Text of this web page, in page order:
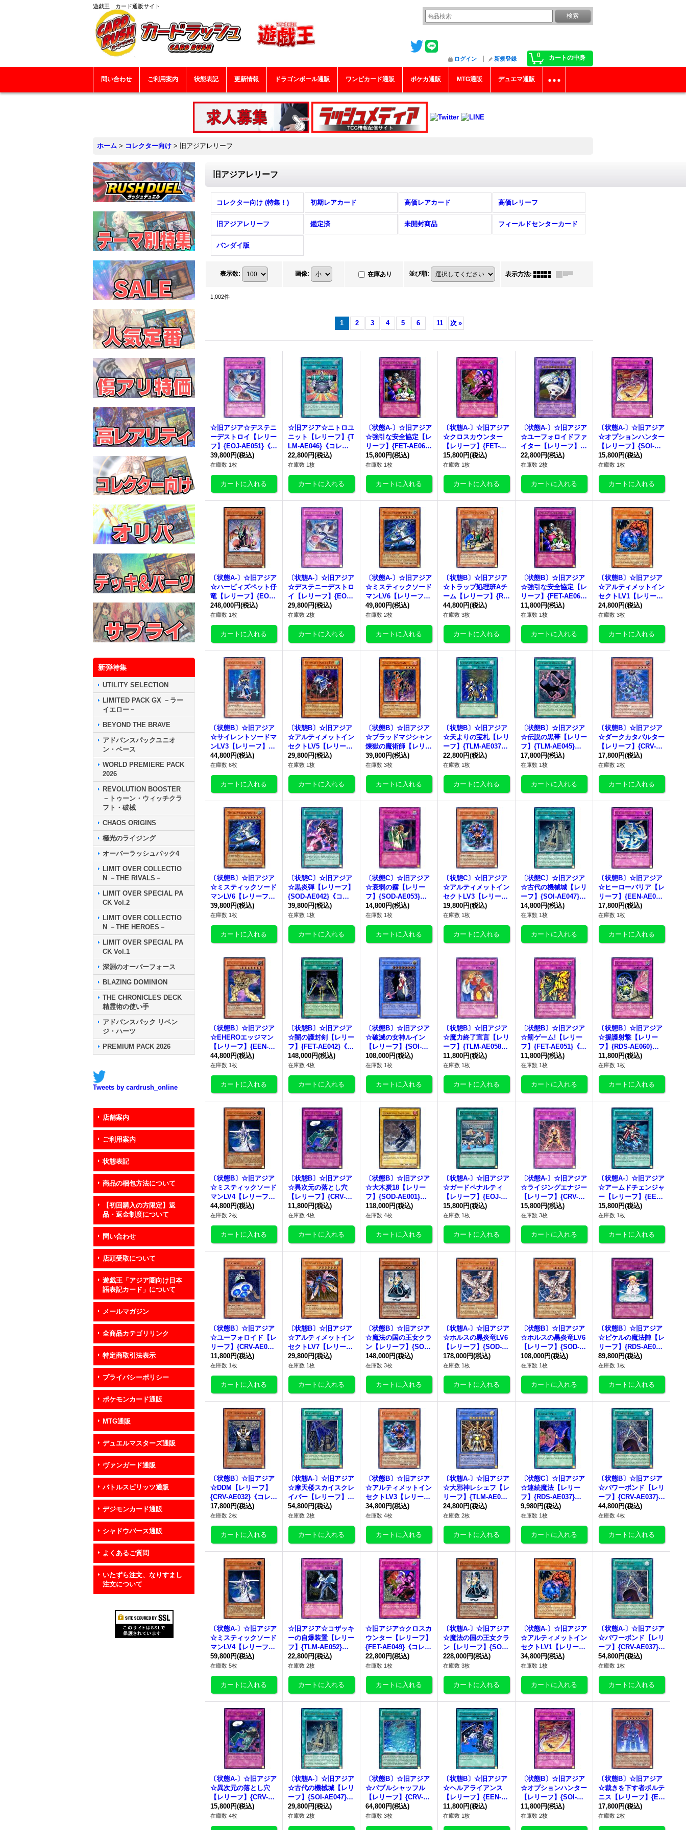
遊戯王 カード通販サイト
0 カートの中身
ログイン 新規登録
問い合わせ ご利用案内 状態表記 更新情報 ドラゴンボール通販 ワンピカード通販 ポケカ通販 MTG通販 デュエマ通販
ホーム > コレクター向け > 旧アジアレリーフ
新弾特集
UTILITY SELECTION
LIMITED PACK GX －ラー
イエロー－
BEYOND THE BRAVE
アドバンスパックユニオ
ン・ベース
WORLD PREMIERE PACK
2026
REVOLUTION BOOSTER
－トゥーン・ウィッチクラ
フト・破械
CHAOS ORIGINS
極光のライジング
オーバーラッシュパック4
LIMIT OVER COLLECTIO
N －THE RIVALS－
LIMIT OVER SPECIAL PA
CK Vol.2
LIMIT OVER COLLECTIO
N －THE HEROES－
LIMIT OVER SPECIAL PA
CK Vol.1
深淵のオーバーフォース
BLAZING DOMINION
THE CHRONICLES DECK
精霊術の使い手
アドバンスパック リベン
ジ・ハーツ
PREMIUM PACK 2026
Tweets by cardrush_online
店舗案内
ご利用案内
状態表記
商品の梱包方法について
【初回購入の方限定】返
品・返金制度について
問い合わせ
店頭受取について
遊戯王「アジア圏向け日本
語表記カード」について
メールマガジン
全商品カテゴリリンク
特定商取引法表示
プライバシーポリシー
ポケモンカード通販
MTG通販
デュエルマスターズ通販
ヴァンガード通販
バトルスピリッツ通販
デジモンカード通販
シャドウバース通販
よくあるご質問
いたずら注文、なりすまし
注文について
旧アジアレリーフ
コレクター向け (特集！) 初期レアカード 高価レアカード 高価レリーフ
旧アジアレリーフ 鑑定済 未開封商品 フィールドセンターカード
バンダイ版
表示数: 画像: 在庫あり 並び順: 表示方法:
1,002件
1 2 3 4 5 6 ... 11 次 »
☆旧アジア☆デステニ
ーデストロイ【レリー
フ】{EOJ-AE051}《コ
レクター向け》
39,800円(税込)
在庫数 1枚
☆旧アジア☆ニトロユ
ニット【レリーフ】{T
LM-AE046}《コレク
ター向け》
22,800円(税込)
在庫数 1枚
〔状態A-〕☆旧アジア
☆強引な安全協定【レ
リーフ】{FET-AE060}
《コレクター向け》
15,800円(税込)
在庫数 1枚
〔状態A-〕☆旧アジア
☆クロスカウンター
【レリーフ】{FET-AE
049}《コレクター向
け》
15,800円(税込)
在庫数 1枚
〔状態A-〕☆旧アジア
☆ユーフォロイドファ
イター【レリーフ】{C
RV-AE034}《コレクタ
ー向け》
22,800円(税込)
在庫数 2枚
〔状態A-〕☆旧アジア
☆オプションハンター
【レリーフ】{SOI-AE
058}《コレクター向
け》
15,800円(税込)
在庫数 1枚
〔状態A-〕☆旧アジア
☆ハーピィズペット仔
竜【レリーフ】{EOJ-
AE013}《コレクター
向け》
248,000円(税込)
在庫数 1枚
〔状態A-〕☆旧アジア
☆デステニーデストロ
イ【レリーフ】{EOJ-
AE051}《コレクター
向け》
29,800円(税込)
在庫数 2枚
〔状態A-〕☆旧アジア
☆ミスティックソード
マンLV6【レリーフ】
{RDS-AE008}《コレ
クター向け》
49,800円(税込)
在庫数 2枚
〔状態B〕☆旧アジア
☆トラップ処理班Aチ
ーム【レリーフ】{RD
S-AE033}《コレクタ
ー向け》
44,800円(税込)
在庫数 3枚
〔状態B〕☆旧アジア
☆強引な安全協定【レ
リーフ】{FET-AE060}
《コレクター向け》
11,800円(税込)
在庫数 1枚
〔状態B〕☆旧アジア
☆アルティメットイン
セクトLV1【レリー
フ】{SOD-AE005}
《コレクター向け》
24,800円(税込)
在庫数 3枚
〔状態B〕☆旧アジア
☆サイレントソードマ
ンLV3【レリーフ】{R
DS-AE009}《コレクタ
ー向け》
44,800円(税込)
在庫数 6枚
〔状態B〕☆旧アジア
☆アルティメットイン
セクトLV5【レリー
フ】{FET-AE007}《コ
レクター向け》
29,800円(税込)
在庫数 1枚
〔状態B〕☆旧アジア
☆ブラッドマジシャン
煉獄の魔術師【レリー
フ】{FET-AE020}《コ
レクター向け》
39,800円(税込)
在庫数 3枚
〔状態B〕☆旧アジア
☆天よりの宝札【レリ
ーフ】{TLM-AE037}
《コレクター向け》
22,800円(税込)
在庫数 1枚
〔状態B〕☆旧アジア
☆伝説の黒帯【レリー
フ】{TLM-AE045}
《コレクター向け》
17,800円(税込)
在庫数 1枚
〔状態B〕☆旧アジア
☆ダークカタパルター
【レリーフ】{CRV-AE
013}《コレクター向
け》
17,800円(税込)
在庫数 2枚
〔状態B〕☆旧アジア
☆ミスティックソード
マンLV6【レリーフ】
{RDS-AE008}《コレ
クター向け》
39,800円(税込)
在庫数 1枚
〔状態C〕☆旧アジア
☆黒炎弾【レリーフ】
{SOD-AE042}《コレ
クター向け》
39,800円(税込)
在庫数 1枚
〔状態C〕☆旧アジア
☆衰弱の霧【レリー
フ】{SOD-AE053}
《コレクター向け》
14,800円(税込)
在庫数 1枚
〔状態C〕☆旧アジア
☆アルティメットイン
セクトLV3【レリー
フ】{RDS-AE007}
《コレクター向け》
19,800円(税込)
在庫数 1枚
〔状態C〕☆旧アジア
☆古代の機械城【レリ
ーフ】{SOI-AE047}
《コレクター向け》
14,800円(税込)
在庫数 1枚
〔状態B〕☆旧アジア
☆ヒーローバリア【レ
リーフ】{EEN-AE04
9}《コレクター向け》
17,800円(税込)
在庫数 1枚
〔状態B〕☆旧アジア
☆EHEROエッジマン
【レリーフ】{EEN-A
E007}《コレクター向
け》
44,800円(税込)
在庫数 1枚
〔状態B〕☆旧アジア
☆闇の護封剣【レリー
フ】{FET-AE042}《コ
レクター向け》
148,000円(税込)
在庫数 4枚
〔状態B〕☆旧アジア
☆破滅の女神ルイン
【レリーフ】{SOI-AE
034}《コレクター向
け》
108,000円(税込)
在庫数 1枚
〔状態B〕☆旧アジア
☆魔力終了宣言【レリ
ーフ】{TLM-AE058}
《コレクター向け》
11,800円(税込)
在庫数 1枚
〔状態B〕☆旧アジア
☆罰ゲーム!【レリー
フ】{FET-AE051}《コ
レクター向け》
11,800円(税込)
在庫数 1枚
〔状態B〕☆旧アジア
☆援護射撃【レリー
フ】{RDS-AE060}
《コレクター向け》
11,800円(税込)
在庫数 1枚
〔状態B〕☆旧アジア
☆ミスティックソード
マンLV4【レリーフ】
{SOD-AE012}《コレ
クター向け》
44,800円(税込)
在庫数 2枚
〔状態B〕☆旧アジア
☆異次元の落とし穴
【レリーフ】{CRV-AE
057}《コレクター向
け》
11,800円(税込)
在庫数 4枚
〔状態B〕☆旧アジア
☆大木炭18【レリー
フ】{SOD-AE001}
《コレクター向け》
118,000円(税込)
在庫数 4枚
〔状態A-〕☆旧アジア
☆ガードペナルティ
【レリーフ】{EOJ-AE
045}《コレクター向
け》
15,800円(税込)
在庫数 1枚
〔状態A-〕☆旧アジア
☆ライジングエナジー
【レリーフ】{CRV-AE
056}《コレクター向
け》
15,800円(税込)
在庫数 3枚
〔状態A-〕☆旧アジア
☆アームドチェンジャ
ー【レリーフ】{EEN-
AE045}《コレクター
向け》
15,800円(税込)
在庫数 1枚
〔状態B〕☆旧アジア
☆ユーフォロイド【レ
リーフ】{CRV-AE010}
《コレクター向け》
11,800円(税込)
在庫数 1枚
〔状態B〕☆旧アジア
☆アルティメットイン
セクトLV7【レリー
フ】{TLM-AE010}
《コレクター向け》
29,800円(税込)
在庫数 1枚
〔状態B〕☆旧アジア
☆魔法の国の王女クラ
ン【レリーフ】{SOI-
AE028}《コレクター
向け》
148,000円(税込)
在庫数 3枚
〔状態A-〕☆旧アジア
☆ホルスの黒炎竜LV6
【レリーフ】{SOD-A
E007}《コレクター向
け》
178,000円(税込)
在庫数 1枚
〔状態B〕☆旧アジア
☆ホルスの黒炎竜LV6
【レリーフ】{SOD-A
E007}《コレクター向
け》
108,000円(税込)
在庫数 1枚
〔状態B〕☆旧アジア
☆ピケルの魔法陣【レ
リーフ】{RDS-AE05
7}《コレクター向け》
89,800円(税込)
在庫数 1枚
〔状態B〕☆旧アジア
☆DDM【レリーフ】
{CRV-AE032}《コレク
ター向け》
17,800円(税込)
在庫数 2枚
〔状態A-〕☆旧アジア
☆摩天楼スカイスクレ
イパー【レリーフ】{C
RV-AE048}《コレクタ
ー向け》
54,800円(税込)
在庫数 2枚
〔状態B〕☆旧アジア
☆アルティメットイン
セクトLV3【レリー
フ】{RDS-AE007}
《コレクター向け》
34,800円(税込)
在庫数 4枚
〔状態A-〕☆旧アジア
☆大邪神レシェフ【レ
リーフ】{TLM-AE03
3}《コレクター向け》
24,800円(税込)
在庫数 2枚
〔状態C〕☆旧アジア
☆連続魔法【レリー
フ】{RDS-AE037}
《コレクター向け》
9,980円(税込)
在庫数 1枚
〔状態B〕☆旧アジア
☆パワーボンド【レリ
ーフ】{CRV-AE037}
《コレクター向け》
44,800円(税込)
在庫数 4枚
〔状態A-〕☆旧アジア
☆ミスティックソード
マンLV4【レリーフ】
{SOD-AE012}《コレ
クター向け》
59,800円(税込)
在庫数 5枚
☆旧アジア☆コザッキ
ーの自爆装置【レリー
フ】{TLM-AE052}
《コレクター向け》
22,800円(税込)
在庫数 2枚
☆旧アジア☆クロスカ
ウンター【レリーフ】
{FET-AE049}《コレク
ター向け》
22,800円(税込)
在庫数 1枚
〔状態A-〕☆旧アジア
☆魔法の国の王女クラ
ン【レリーフ】{SOI-
AE028}《コレクター
向け》
228,000円(税込)
在庫数 3枚
〔状態A-〕☆旧アジア
☆アルティメットイン
セクトLV1【レリー
フ】{SOD-AE005}
《コレクター向け》
34,800円(税込)
在庫数 1枚
〔状態A-〕☆旧アジア
☆パワーボンド【レリ
ーフ】{CRV-AE037}
《コレクター向け》
54,800円(税込)
在庫数 1枚
〔状態A-〕☆旧アジア
☆異次元の落とし穴
【レリーフ】{CRV-AE
057}《コレクター向
け》
15,800円(税込)
在庫数 4枚
〔状態A-〕☆旧アジア
☆古代の機械城【レリ
ーフ】{SOI-AE047}
《コレクター向け》
29,800円(税込)
在庫数 2枚
〔状態B〕☆旧アジア
☆バブルシャッフル
【レリーフ】{CRV-AE
046}《コレクター向
け》
64,800円(税込)
在庫数 3枚
〔状態B〕☆旧アジア
☆ヘルアライアンス
【レリーフ】{EEN-A
E044}《コレクター向
け》
11,800円(税込)
在庫数 1枚
〔状態B〕☆旧アジア
☆オプションハンター
【レリーフ】{SOI-AE
058}《コレクター向
け》
11,800円(税込)
在庫数 2枚
〔状態B〕☆旧アジア
☆裁きを下す者ボルテ
ニス【レリーフ】{EO
J-AE023}《コレクタ
ー向け》
17,800円(税込)
在庫数 2枚